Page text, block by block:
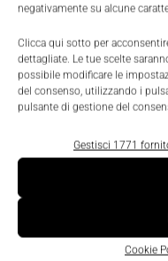
negativamente su alcune
Clicca qui sotto per
dettagliate. Le tue scelte
possibile modificare le
del consenso, utilizzando i
pulsante di gestione del
Gestisci 1771
Cookie
Messaggio*